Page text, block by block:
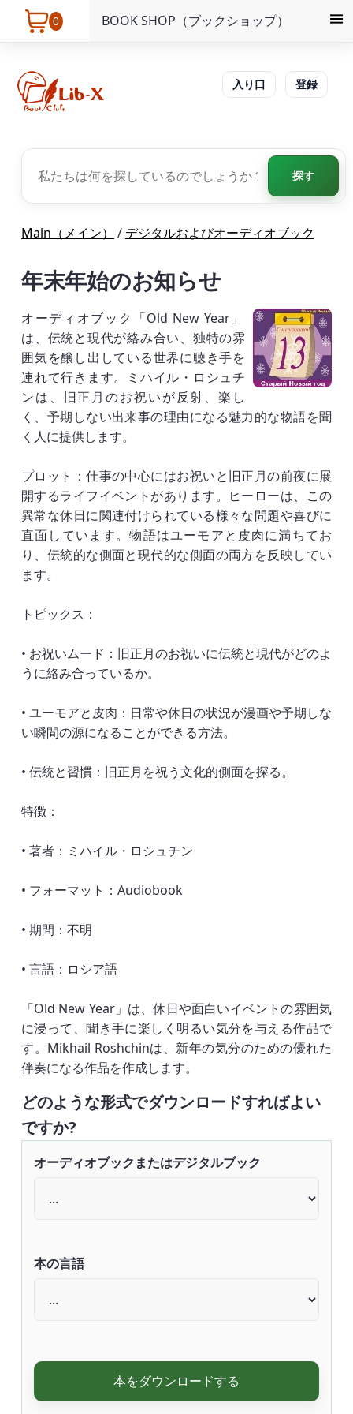
0 BOOK SHOP（ブックショップ）
入り口 登録
探す
Main（メイン） / デジタルおよびオーディオブック
年末年始のお知らせ
オーディオブック「Old New Year」
は、伝統と現代が絡み合い、独特の雰
囲気を醸し出している世界に聴き手を
連れて行きます。ミハイル・ロシュチ
ンは、旧正月のお祝いが反射、楽し
く、予期しない出来事の理由になる魅力的な物語を聞
く人に提供します。
プロット：仕事の中心にはお祝いと旧正月の前夜に展
開するライフイベントがあります。ヒーローは、この
異常な休日に関連付けられている様々な問題や喜びに
直面しています。物語はユーモアと皮肉に満ちてお
り、伝統的な側面と現代的な側面の両方を反映してい
ます。
トピックス：
• お祝いムード：旧正月のお祝いに伝統と現代がどのよ
うに絡み合っているか。
• ユーモアと皮肉：日常や休日の状況が漫画や予期しな
い瞬間の源になることができる方法。
• 伝統と習慣：旧正月を祝う文化的側面を探る。
特徴：
• 著者：ミハイル・ロシュチン
• フォーマット：Audiobook
• 期間：不明
• 言語：ロシア語
「Old New Year」は、休日や面白いイベントの雰囲気
に浸って、聞き手に楽しく明るい気分を与える作品で
す。Mikhail Roshchinは、新年の気分のための優れた
伴奏になる作品を作成します。
どのような形式でダウンロードすればよい
ですか?
オーディオブックまたはデジタルブック
本の言語
本をダウンロードする